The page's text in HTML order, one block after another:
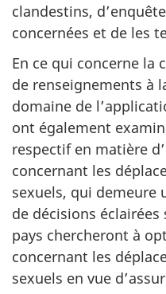
clandestins,
concernées et de les
En ce qui concerne la
de renseignements à
domaine de
ont également
respectif en matière
concernant les
sexuels, qui demeure
de décisions éclairées
pays chercheront à
concernant les
sexuels en vue